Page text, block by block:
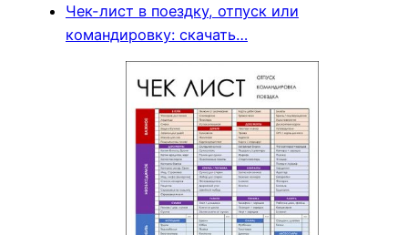
Чек-лист в поездку, отпуск или
командировку: скачать…